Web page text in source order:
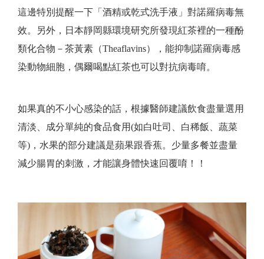
這邊特別提醒一下「酒精或乾式洗手液」對諾羅病毒無
效。另外，日本靜岡縣環境研究所發現紅茶裡的一種酚
類化合物－茶黃素（Theaflavins），能抑制諾羅病毒感
染動物細胞，偶爾喝點紅茶也可以對抗病毒唷。
如果真的不小心感染的話，根據醫師建議飲食盡量選用
清淡、成分單純的食品食用(如白吐司、白稀飯、蔬菜
等)，水果的部分建議是蘋果跟香蕉。少量多餐並盡量
減少腸胃的刺激，才能讓身體快速回覆唷！！